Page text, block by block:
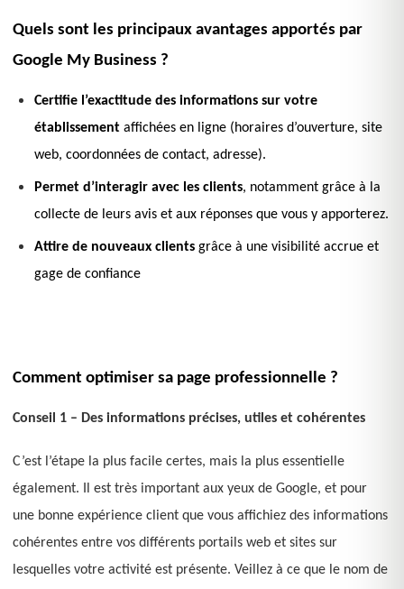
Quels sont les principaux avantages apportés par
Google My Business ?
Certifie l’exactitude des informations sur votre
établissement affichées en ligne (horaires d’ouverture, site
web, coordonnées de contact, adresse).
Permet d’interagir avec les clients, notamment grâce à la
collecte de leurs avis et aux réponses que vous y apporterez.
Attire de nouveaux clients grâce à une visibilité accrue et
gage de confiance
Comment optimiser sa page professionnelle ?
Conseil 1 – Des informations précises, utiles et cohérentes
C’est l’étape la plus facile certes, mais la plus essentielle
également. Il est très important aux yeux de Google, et pour
une bonne expérience client que vous affichiez des informations
cohérentes entre vos différents portails web et sites sur
lesquelles votre activité est présente. Veillez à ce que le nom de